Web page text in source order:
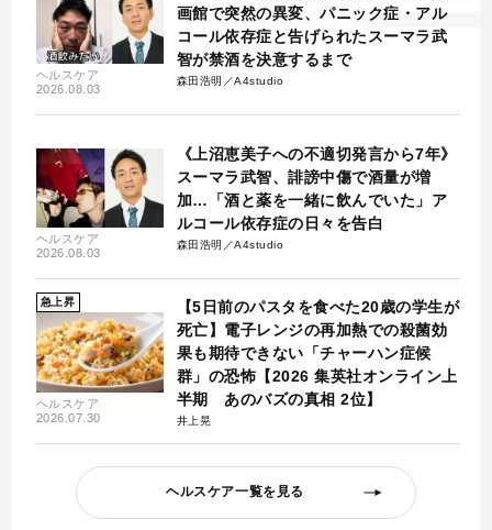
ヘルスケア
2026.08.03
画館で突然の異変、パニック症・アル
コール依存症と告げられたスーマラ武
智が禁酒を決意するまで
森田浩明／A4studio
ヘルスケア
2026.08.03
《上沼恵美子への不適切発言から7年》
スーマラ武智、誹謗中傷で酒量が増
加…「酒と薬を一緒に飲んでいた」ア
ルコール依存症の日々を告白
森田浩明／A4studio
急上昇
ヘルスケア
2026.07.30
【5日前のパスタを食べた20歳の学生が
死亡】電子レンジの再加熱での殺菌効
果も期待できない「チャーハン症候
群」の恐怖【2026 集英社オンライン上
半期 あのバズの真相 2位】
井上晃
ヘルスケア一覧を見る